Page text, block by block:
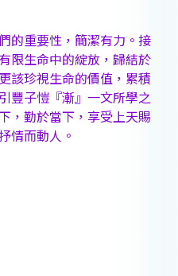
的重要性，簡潔有力。接
限生命中的綻放，歸結於
該珍視生命的價值，累積
豐子愷『漸』一文所學之
，勤於當下，享受上天賜
情而動人。